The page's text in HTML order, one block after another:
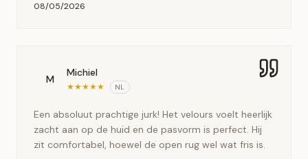
08/05/2026
M
Michiel
★★★★★ NL
Een absoluut prachtige jurk! Het velours voelt heerlijk
zacht aan op de huid en de pasvorm is perfect. Hij
zit comfortabel, hoewel de open rug wel wat fris is.